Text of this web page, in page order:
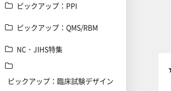
ピックアップ：PPI
ピックアップ：QMS/RBM
NC・JIHS特集
ピックアップ：臨床試験デザイン